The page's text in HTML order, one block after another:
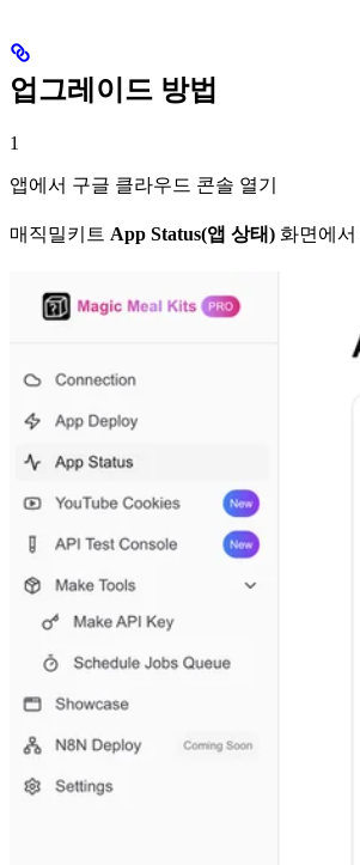
업그레이드 방법
1
앱에서 구글 클라우드 콘솔 열기
매직밀키트 App Status(앱 상태) 화면에서